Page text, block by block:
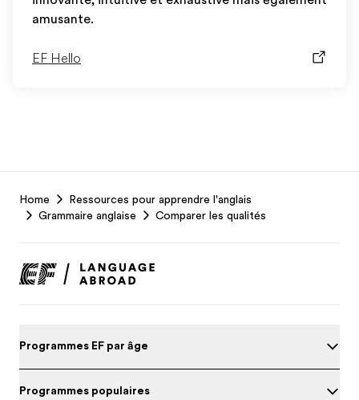
amusante.
EF Hello
Footer
Home
Ressources pour apprendre l'anglais
Grammaire anglaise
Comparer les qualités
Programmes EF par âge
Programmes populaires